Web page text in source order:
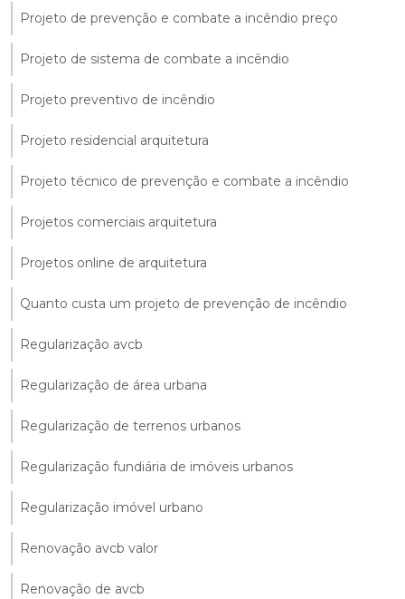
Projeto de prevenção e combate a incêndio preço
Projeto de sistema de combate a incêndio
Projeto preventivo de incêndio
Projeto residencial arquitetura
Projeto técnico de prevenção e combate a incêndio
Projetos comerciais arquitetura
Projetos online de arquitetura
Quanto custa um projeto de prevenção de incêndio
Regularização avcb
Regularização de área urbana
Regularização de terrenos urbanos
Regularização fundiária de imóveis urbanos
Regularização imóvel urbano
Renovação avcb valor
Renovação de avcb